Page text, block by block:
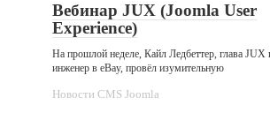
Вебинар JUX (Joomla User
Experience)
На прошлой неделе, Кайл Ледбеттер, глава JUX
инженер в eBay, провёл изумительную
Новости CMS Joomla